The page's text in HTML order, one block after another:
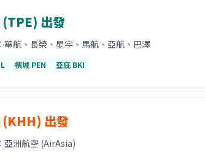
出發
華航、長榮、星宇、馬航、亞航、巴澤
檳城 PEN 亞庇 BKI
出發
亞洲航空 (AirAsia)